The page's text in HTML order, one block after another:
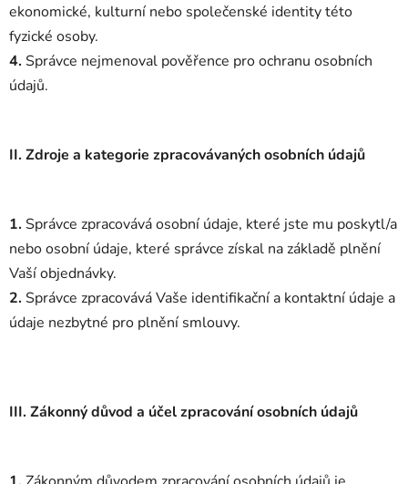
ekonomické, kulturní nebo společenské identity této
fyzické osoby.
4. Správce nejmenoval pověřence pro ochranu osobních
údajů.
II. Zdroje a kategorie zpracovávaných osobních údajů
1. Správce zpracovává osobní údaje, které jste mu poskytl/a
nebo osobní údaje, které správce získal na základě plnění
Vaší objednávky.
2. Správce zpracovává Vaše identifikační a kontaktní údaje a
údaje nezbytné pro plnění smlouvy.
III. Zákonný důvod a účel zpracování osobních údajů